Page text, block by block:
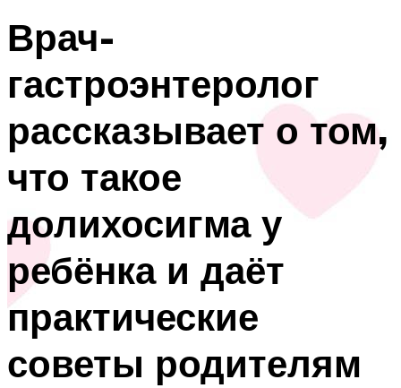
Врач-
гастроэнтеролог
рассказывает о том,
что такое
долихосигма у
ребёнка и даёт
практические
советы родителям